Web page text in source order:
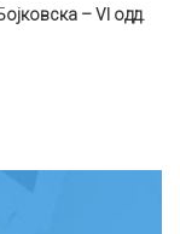
– VI одд.